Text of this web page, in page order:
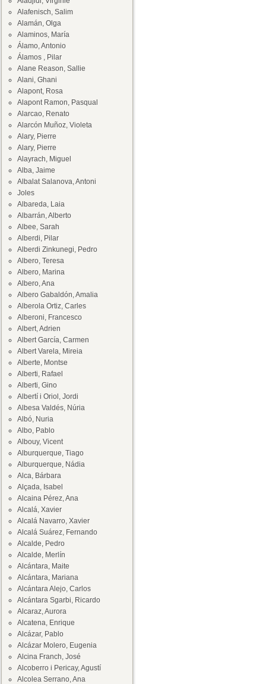
Alafenisch, Salim
Alamán, Olga
Alaminos, María
Álamo, Antonio
Álamos , Pilar
Alane Reason, Sallie
Alani, Ghani
Alapont, Rosa
Alapont Ramon, Pasqual
Alarcao, Renato
Alarcón Muñoz, Violeta
Alary, Pierre
Alary, Pierre
Alayrach, Miguel
Alba, Jaime
Albalat Salanova, Antoni
Joles
Albareda, Laia
Albarrán, Alberto
Albee, Sarah
Alberdi, Pilar
Alberdi Zinkunegi, Pedro
Albero, Teresa
Albero, Marina
Albero, Ana
Albero Gabaldón, Amalia
Alberola Ortiz, Carles
Alberoni, Francesco
Albert, Adrien
Albert García, Carmen
Albert Varela, Mireia
Alberte, Montse
Alberti, Rafael
Alberti, Gino
Albertí i Oriol, Jordi
Albesa Valdés, Núria
Albó, Nuria
Albo, Pablo
Albouy, Vicent
Alburquerque, Tiago
Alburquerque, Nádia
Alca, Bárbara
Alçada, Isabel
Alcaina Pérez, Ana
Alcalá, Xavier
Alcalá Navarro, Xavier
Alcalá Suárez, Fernando
Alcalde, Pedro
Alcalde, Merlín
Alcántara, Maite
Alcántara, Mariana
Alcántara Alejo, Carlos
Alcántara Sgarbi, Ricardo
Alcaraz, Aurora
Alcatena, Enrique
Alcázar, Pablo
Alcázar Molero, Eugenia
Alcina Franch, José
Alcoberro i Pericay, Agustí
Alcolea Serrano, Ana